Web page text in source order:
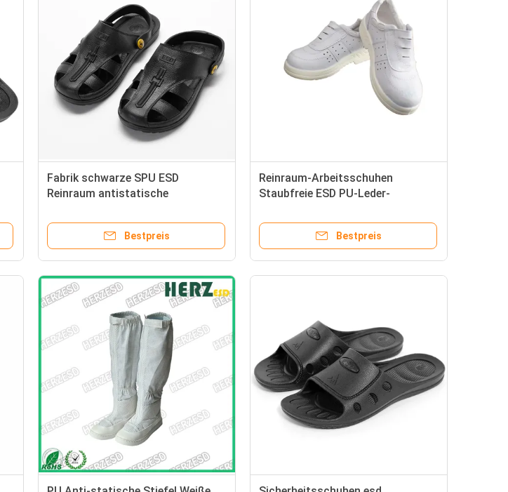
Fabrik schwarze SPU ESD
Reinraum antistatische
Bestpreis
Reinraum-Arbeitsschuhen
Staubfreie ESD PU-Leder-
statische Stahlfußschuhen
Bestpreis